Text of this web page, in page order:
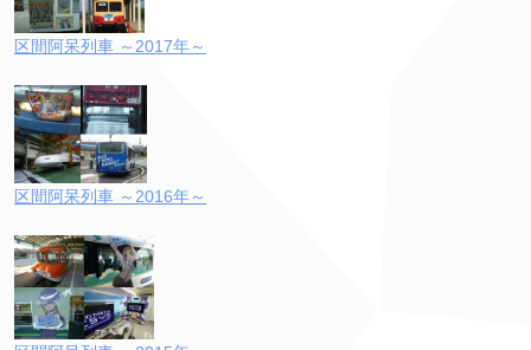
区間阿呆列車 ～2017年～
区間阿呆列車 ～2016年～